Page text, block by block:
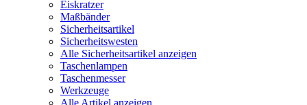
Eiskratzer
Maßbänder
Sicherheitsartikel
Sicherheitswesten
Alle Sicherheitsartikel anzeigen
Taschenlampen
Taschenmesser
Werkzeuge
Alle Artikel anzeigen